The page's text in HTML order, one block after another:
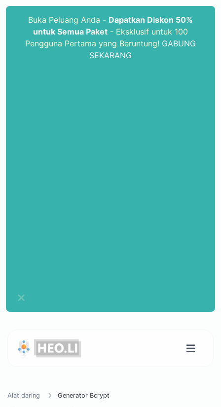
Buka Peluang Anda - Dapatkan Diskon 50%
untuk Semua Paket - Eksklusif untuk 100
Pengguna Pertama yang Beruntung! GABUNG
SEKARANG
Alat daring Generator Bcrypt